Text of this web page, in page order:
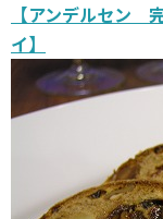
【アンデルセン
イ】